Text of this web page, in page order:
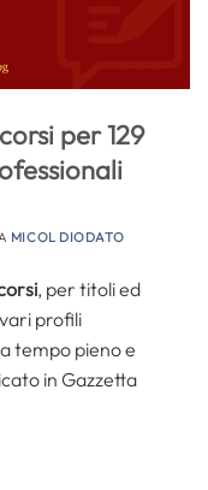
per 129
MICOL DIODATO
, per titoli ed
profili
tempo pieno e
in Gazzetta